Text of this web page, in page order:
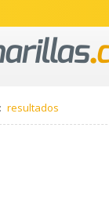
resultados